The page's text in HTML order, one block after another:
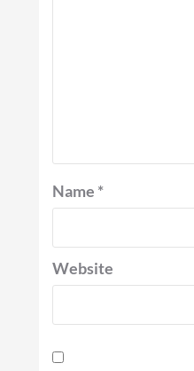
Name *
Website